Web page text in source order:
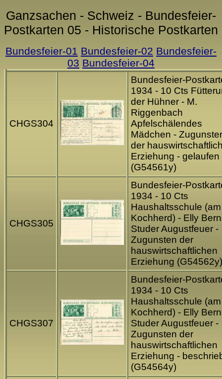
Ganzsachen - Schweiz - Bundesfeier-
Postkarten 05 - Historische Postkarten
Bundesfeier-01 Bundesfeier-02 Bundesfeier-
03 Bundesfeier-04
CHGS304
Bundesfeier-
1934 - 10 Cts
der Hühner - M.
Riggenbach
Apfelschälendes
Mädchen -
der
Erziehung - gelaufen
(G54561y)
CHGS305
Bundesfeier-
1934 - 10 Cts
Haushaltsschule (am
Kochherd) - Elly
Studer Augustfeuer -
Zugunsten der
hauswirtschaftlichen
Erziehung (G54562y)
CHGS307
Bundesfeier-
1934 - 10 Cts
Haushaltsschule (am
Kochherd) - Elly
Studer Augustfeuer -
Zugunsten der
hauswirtschaftlichen
Erziehung -
(G54564y)